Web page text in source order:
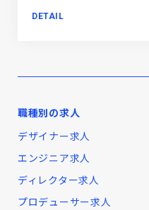
DETAIL
職種別の求人
デザイナー求人
エンジニア求人
ディレクター求人
プロデューサー求人